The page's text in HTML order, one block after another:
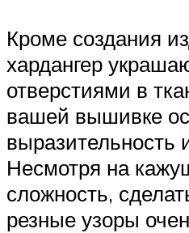
Кроме создания
хардангер
отверстиями в
вашей вышивке
выразительность
Несмотря на
сложность,
резные узоры